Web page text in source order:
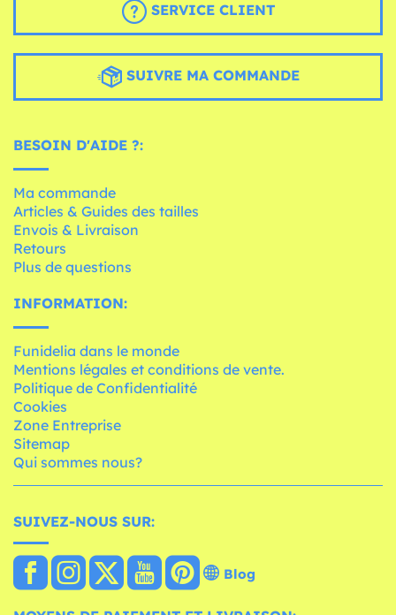
SERVICE CLIENT
SUIVRE MA COMMANDE
BESOIN D'AIDE ?:
Ma commande
Articles & Guides des tailles
Envois & Livraison
Retours
Plus de questions
INFORMATION:
Funidelia dans le monde
Mentions légales et conditions de vente.
Politique de Confidentialité
Cookies
Zone Entreprise
Sitemap
Qui sommes nous?
SUIVEZ-NOUS SUR:
Blog